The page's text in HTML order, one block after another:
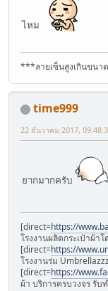
ไหม
***ลายเซ็นสูงเกินขนาด
time999
22 ธันวาคม 2017,
ยากมากครับ
[direct=https://
โรงงานผลิตกระเป๋าผ้า
[direct=https://
โรงงานร่ม
[direct=https://
ผ้า บริการครบวงจร รับ